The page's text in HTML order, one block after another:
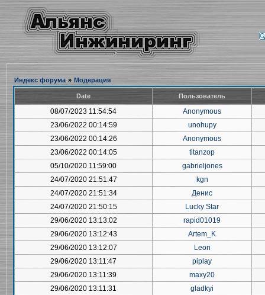
Индекс форума » Модерация
Date Пользователь
08/07/2023 11:54:54
Anonymous
23/06/2022 00:14:59
unohupy
23/06/2022 00:14:26
Anonymous
23/06/2022 00:14:05
titanzop
05/10/2020 11:59:00
gabrieljones
24/07/2020 21:51:47
kgn
24/07/2020 21:51:34
Денис
24/07/2020 21:50:15
Lucky Star
29/06/2020 13:13:02
rapid01019
29/06/2020 13:12:43
Artem_K
29/06/2020 13:12:07
Leon
29/06/2020 13:11:47
piplay
29/06/2020 13:11:39
maxy20
29/06/2020 13:11:31
gladkyi